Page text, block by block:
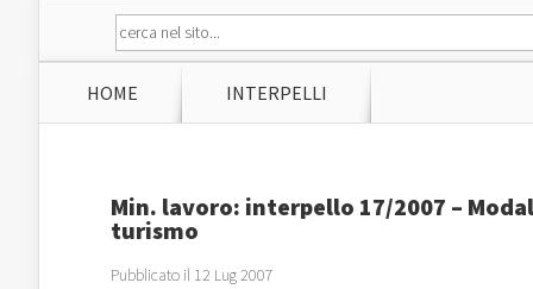
HOME INTERPELLI
Min. lavoro: interpello 17/2007 –
turismo
Pubblicato il 12 Lug 2007